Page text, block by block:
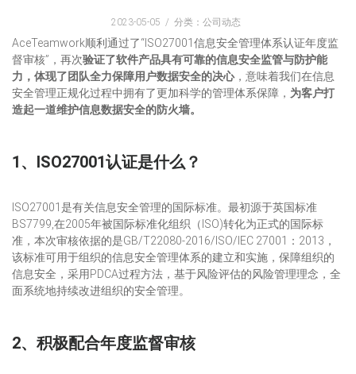
2023-05-05 分类：公司动态
AceTeamwork顺利通过了“ISO27001信息安全管理体系认证年度监
督审核”，再次验证了软件产品具有可靠的信息安全监管与防护能
力，体现了团队全力保障用户数据安全的决心，意味着我们在信息
安全管理正规化过程中拥有了更加科学的管理体系保障， 为客户打
造起一道维护信息数据安全的防火墙。
1、 ISO27001认证是什么？
ISO27001是有关信息安全管理的国际标准。最初源于英国标准
BS7799,在2005年被国际标准化组织（ISO)转化为正式的国际标
准，本次审核依据的是GB/T22080-2016/ISO/IEC 27001：2013，
该标准可用于组织的信息安全管理体系的建立和实施，保障组织的
信息安全，采用PDCA过程方法，基于风险评估的风险管理理念，全
面系统地持续改进组织的安全管理。
2、积极配合年度监督审核